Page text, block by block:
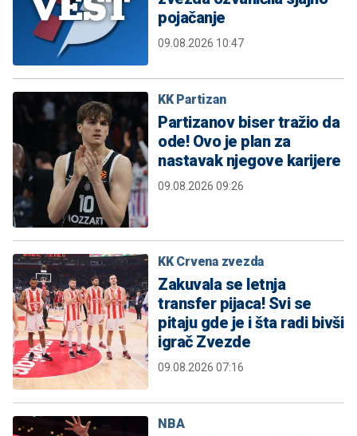
pojačanje
09.08.2026 10:47
KK Partizan
Partizanov biser tražio da
ode! Ovo je plan za
nastavak njegove karijere
09.08.2026 09:26
KK Crvena zvezda
Zakuvala se letnja
transfer pijaca! Svi se
pitaju gde je i šta radi bivši
igrač Zvezde
09.08.2026 07:16
NBA